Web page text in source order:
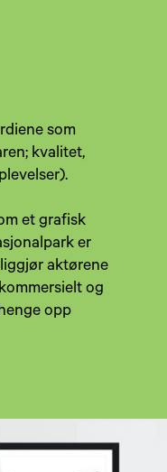
som
kvalitet,
et grafisk
er
aktørene
og
opp